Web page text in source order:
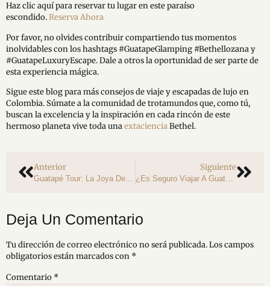
Haz clic aquí para reservar tu lugar en este paraíso
escondido.Reserva Ahora
Por favor, no olvides contribuir compartiendo tus momentos
inolvidables con los hashtags #GuatapeGlamping #Bethellozana y
#GuatapeLuxuryEscape. Dale a otros la oportunidad de ser parte de
esta experiencia mágica.
Sigue este blog para más consejos de viaje y escapadas de lujo en
Colombia. Súmate a la comunidad de trotamundos que, como tú,
buscan la excelencia y la inspiración en cada rincón de este
hermoso planeta vive toda unaextacienciaBethel.
Anterior
Guatapé Tour: La Joya De Colombia Que No Puedes Dejar De Visitar
Siguiente
¿Es Seguro Viajar A Guatapé? Seguridad Primero, Aventura Siempre: Guía De Viaje A Colombia
Deja Un Comentario
Tu dirección de correo electrónico no será publicada.Los campos
obligatorios están marcados con *
Comentario *